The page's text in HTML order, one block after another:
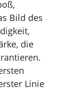
Bild des
die
Linie